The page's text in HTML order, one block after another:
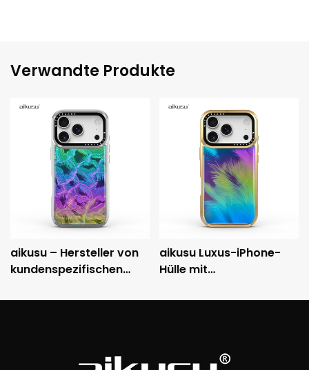
Verwandte Produkte
aikusu – Hersteller von
kundenspezifischen
Handyhüllen – 3M-
aikusu Luxus-iPhone-
Hülle mit
metallisch